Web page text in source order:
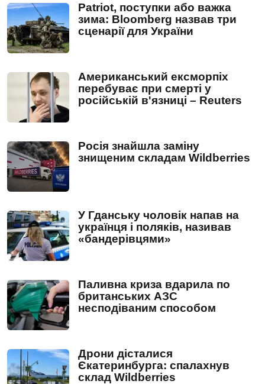
Patriot, поступки або важка
зима: Bloomberg назвав три
сценарії для України
Американський ексморпіх
перебуває при смерті у
російській в'язниці – Reuters
Росія знайшла заміну
знищеним складам Wildberries
У Гданську чоловік напав на
українця і поляків, називав
«бандерівцями»
Паливна криза вдарила по
британських АЗС
несподіваним способом
Дрони дісталися
Єкатеринбурга: спалахнув
склад Wildberries